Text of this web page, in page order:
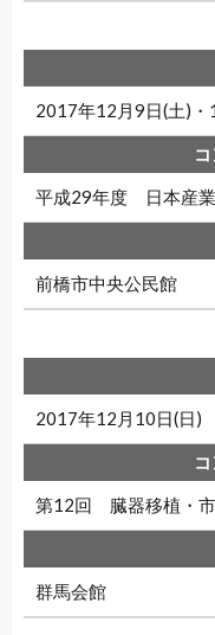
2017年12月9日(土)・
平成29年度 日本産
前橋市中央公民館
2017年12月10日(日)
第12回 臓器移植・
群馬会館